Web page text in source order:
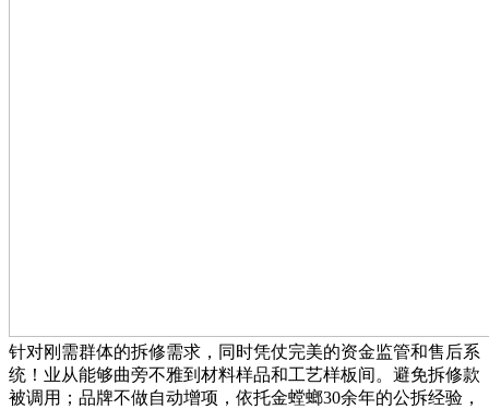
针对刚需群体的拆修需求，同时凭仗完美的资金监管和售后系
统！业从能够曲旁不雅到材料样品和工艺样板间。避免拆修款
被调用；品牌不做自动增项，依托金螳螂30余年的公拆经验，